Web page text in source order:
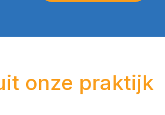
onze praktijk